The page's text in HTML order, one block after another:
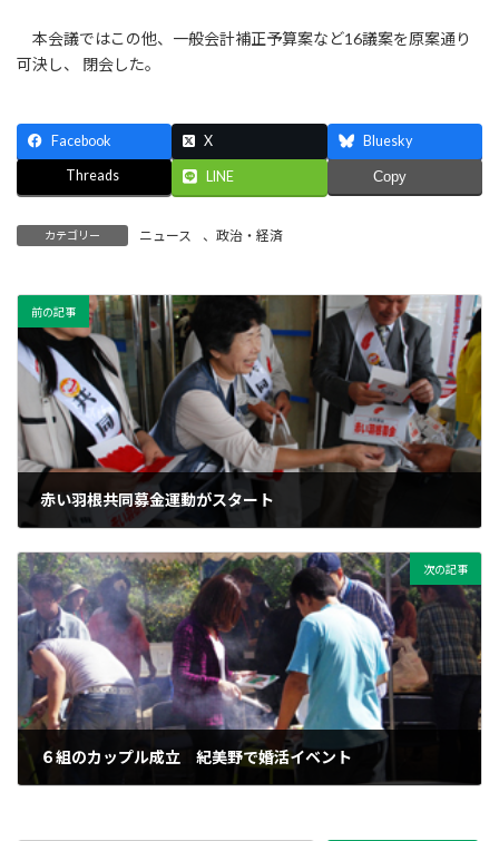
本会議ではこの他、一般会計補正予算案など16議案を原案通り
可決し、 閉会した。
Facebook X Bluesky
Threads LINE Copy
カテゴリー ニュース 、 政治・経済
前の記事
赤い羽根共同募金運動がスタート
次の記事
６組のカップル成立 紀美野で婚活イベント